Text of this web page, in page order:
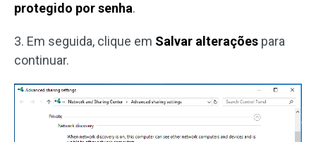
protegido por senha.
3. Em seguida, clique em Salvar alterações para
continuar.